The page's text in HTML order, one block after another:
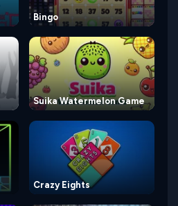
Bingo
Suika Watermelon Game
Crazy Eights